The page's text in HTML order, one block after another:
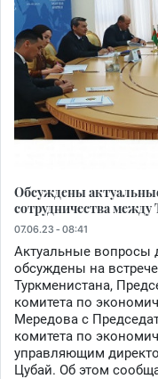
Обсуждены
сотрудничества
07.06.23 - 08:41
Актуальные вопросы
обсуждены на
Туркменистана,
комитета по
Мередова с
комитета по
управляющим
Цубай. Об этом